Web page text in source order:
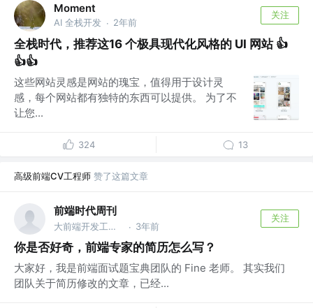
Moment
AI 全栈开发 · 2年前
关注
全栈时代，推荐这16 个极具现代化风格的 UI 网站 👍
👍👍
这些网站灵感是网站的瑰宝，值得用于设计灵
感，每个网站都有独特的东西可以提供。 为了不
让您...
324 13
高级前端CV工程师 赞了这篇文章
前端时代周刊
大前端开发工程师 @原人人贷大前端团队 · 3年前
关注
你是否好奇，前端专家的简历怎么写？
大家好，我是前端面试题宝典团队的 Fine 老师。 其实我们
团队关于简历修改的文章，已经...